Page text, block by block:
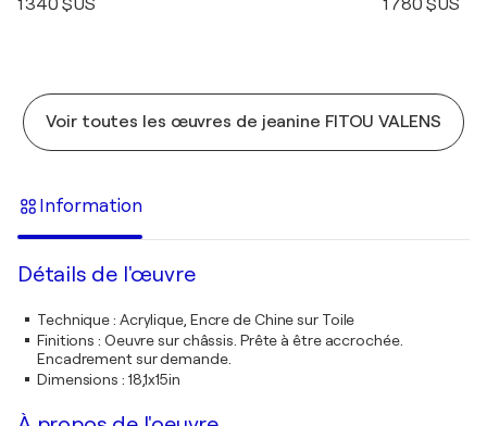
1 340 $US 1 780 $US
Voir toutes les œuvres de jeanine FITOU VALENS
Information
Détails de l'œuvre
Technique: Acrylique, Encre de Chine sur Toile
Finitions : Oeuvre sur châssis. Prête à être accrochée.
Encadrement sur demande.
Dimensions : 18,1x15in